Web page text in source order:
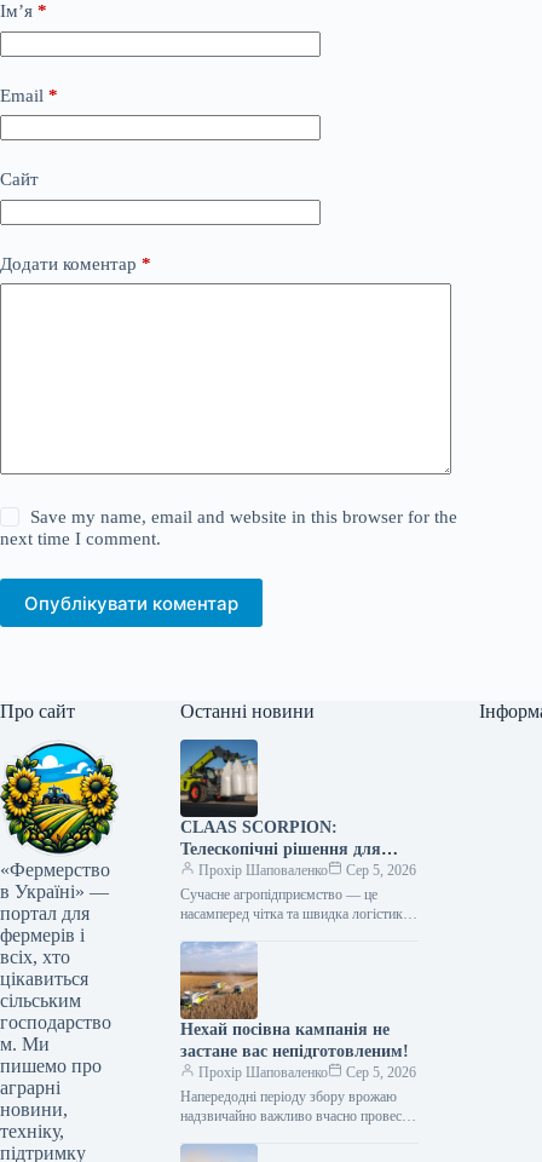
Ім’я *
Email *
Сайт
Додати коментар *
Save my name, email and website in this browser for the
next time I comment.
Опублікувати коментар
Про сайт
«Фермерство
в Україні» —
портал для
фермерів і
всіх, хто
цікавиться
сільським
господарство
м. Ми
пишемо про
аграрні
новини,
техніку,
підтримку
Останні новини
CLAAS SCORPION:
Телескопічні рішення для
ефективного агрологістичного
менеджменту
Прохір Шаповаленко
Сер 5, 2026
Сучасне агропідприємство — це
насамперед чітка та швидка логістика.
тисяч тонн зерна, робота з
біогазовими…
Нехай посівна кампанія не
застане вас непідготовленим!
Прохір Шаповаленко
Сер 5, 2026
Напередодні періоду збору врожаю
надзвичайно важливо вчасно провести
виконати всі процедури планового